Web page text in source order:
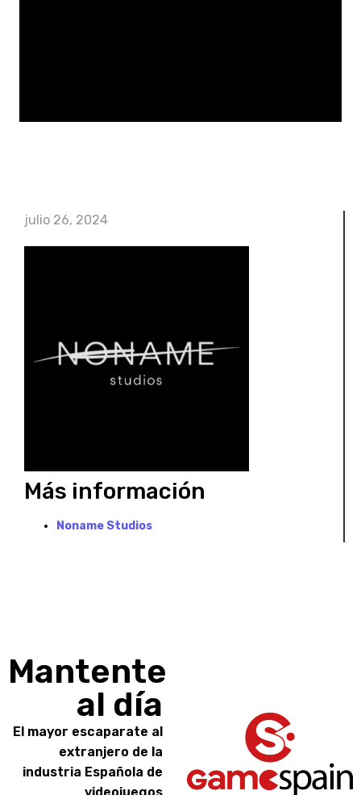
julio 26, 2024
Más información
Noname Studios
Mantente
al día
El mayor escaparate al
extranjero de la
industria Española de